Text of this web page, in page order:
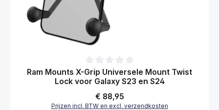
Gemiddelde waardering van 0 van 5 sterren
Ram Mounts X-Grip Universele Mount Twist
Lock voor Galaxy S23 en S24
Normale prijs:
€ 88,95
Prijzen incl. BTW en excl. verzendkosten